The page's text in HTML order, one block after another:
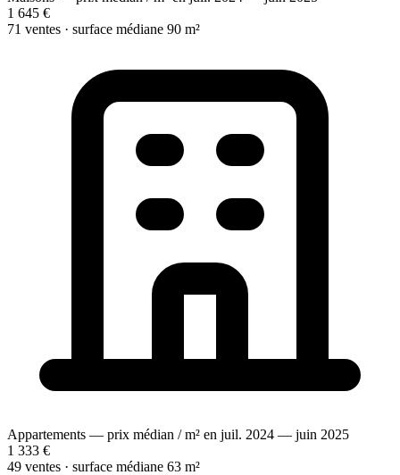
1 645 €
71 ventes · surface médiane 90 m²
Appartements — prix médian / m² en juil. 2024 — juin 2025
1 333 €
49 ventes · surface médiane 63 m²